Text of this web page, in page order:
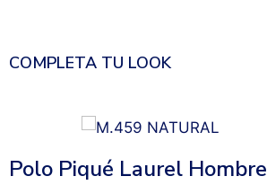
COMPLETA TU LOOK
Polo Piqué Laurel Hombre